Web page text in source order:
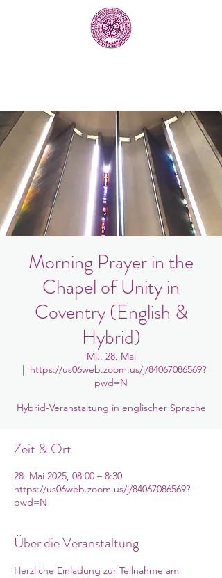
Morning Prayer in the
Chapel of Unity in
Coventry (English &
Hybrid)
Mi., 28. Mai
  |
https://us06web.zoom.us/j/84067086569?
pwd=N
Hybrid-Veranstaltung in englischer Sprache
Zeit & Ort
28. Mai 2025, 08:00 – 8:30
https://us06web.zoom.us/j/84067086569?
pwd=N
Über die Veranstaltung
Herzliche Einladung zur Teilnahme am